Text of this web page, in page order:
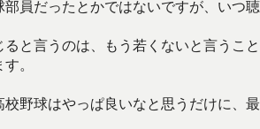
員だったとかではないですが、いつ
ると言うのは、もう若くないと言うこ
。
校野球はやっぱ良いなと思うだけに、